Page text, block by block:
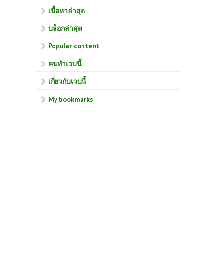
เนื้อหาล่าสุด
บล็อกล่าสุด
Popular content
คนทำเวบนี้
เกี่ยวกับเวบนี้
My bookmarks